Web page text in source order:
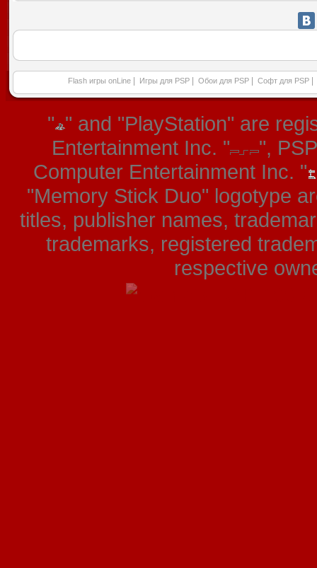
Flash игры onLine Игры для PSP Обои для PSP Софт для PSP
" " and "PlayStation" are
Entertainment Inc. "
",
Computer Entertainment Inc. "
"Memory Stick Duo" logotype
titles, publisher names,
trademarks, registered
respective